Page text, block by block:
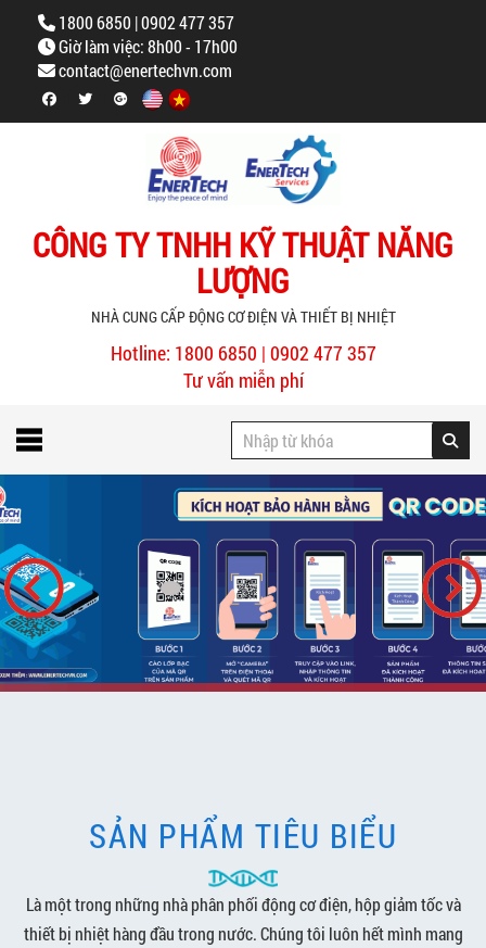
1800 6850 | 0902 477 357
Giờ làm việc: 8h00 - 17h00
contact@enertechvn.com
CÔNG TY TNHH KỸ THUẬT NĂNG
LƯỢNG
NHÀ CUNG CẤP ĐỘNG CƠ ĐIỆN VÀ THIẾT BỊ NHIỆT
Hotline: 1800 6850 | 0902 477 357
Tư vấn miễn phí
SẢN PHẨM TIÊU BIỂU
Là một trong những nhà phân phối động cơ điện, hộp giảm tốc và
thiết bị nhiệt hàng đầu trong nước. Chúng tôi luôn hết mình mang